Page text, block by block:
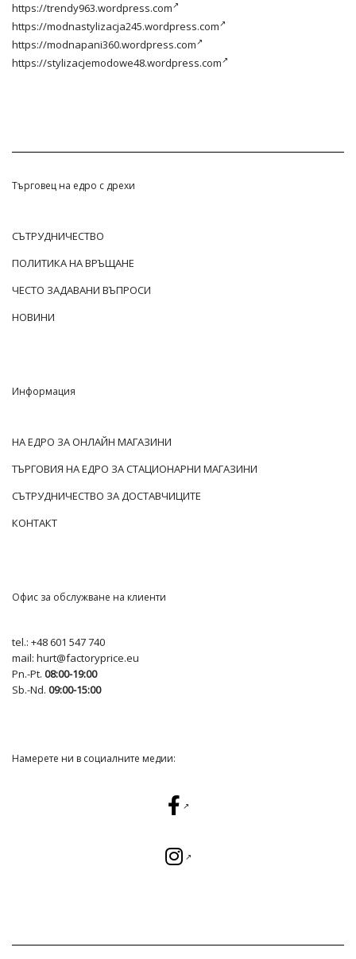
https://trendy963.wordpress.com
https://modnastylizacja245.wordpress.com
https://modnapani360.wordpress.com
https://stylizacjemodowe48.wordpress.com
Търговец на едро с дрехи
СЪТРУДНИЧЕСТВО
ПОЛИТИКА НА ВРЪЩАНЕ
ЧЕСТО ЗАДАВАНИ ВЪПРОСИ
НОВИНИ
Информация
НА ЕДРО ЗА ОНЛАЙН МАГАЗИНИ
ТЪРГОВИЯ НА ЕДРО ЗА СТАЦИОНАРНИ МАГАЗИНИ
СЪТРУДНИЧЕСТВО ЗА ДОСТАВЧИЦИТЕ
КОНТАКТ
Офис за обслужване на клиенти
tel.: +48 601 547 740
mail: hurt@factoryprice.eu
Pn.-Pt. 08:00-19:00
Sb.-Nd. 09:00-15:00
Намерете ни в социалните медии: